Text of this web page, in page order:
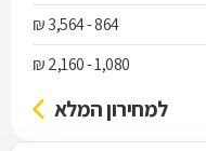
864 - 3,564 ₪
1,080 - 2,160 ₪
למחירון המלא